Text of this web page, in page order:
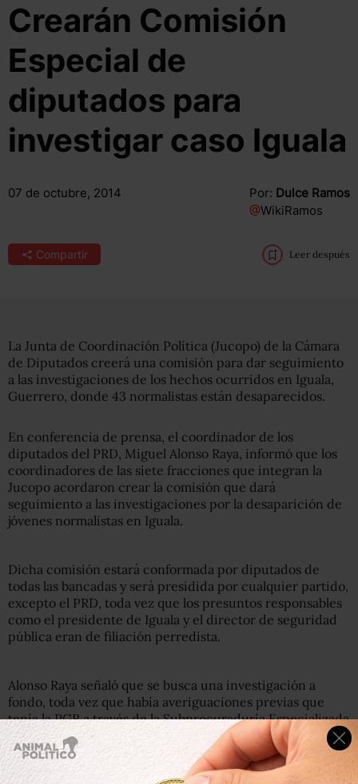
Crearán Comisión
Especial de
diputados para
investigar caso Iguala
07 de octubre, 2014 Por: Dulce Ramos
@WikiRamos
Compartir Leer después
La Junta de Coordinación Política (Jucopo) de la Cámara
de Diputados creerá una comisión para dar seguimiento
a las investigaciones de los hechos ocurridos en Iguala,
Guerrero, donde 43 normalistas están desaparecidos.
En conferencia de prensa, el coordinador de los
diputados del PRD, Miguel Alonso Raya, informó que los
coordinadores de las siete fracciones que integran la
Jucopo acordaron crear la comisión que dará
seguimiento a las investigaciones por la desaparición de
jóvenes normalistas en Iguala.
Dicha comisión estará conformada por diputados de
todas las bancadas y será presidida por cualquier partido,
excepto el PRD, toda vez que los presuntos responsables
como el presidente de Iguala y el director de seguridad
pública eran de filiación perredista.
Alonso Raya señaló que se busca una investigación a
fondo, toda vez que había averiguaciones previas que
tenía la PGR a través de la Subprocuraduría Especializada
en Investigación en Delincuencia Organizada (Seido) en
contra del presidente municipal de Iguala y algunos otros
funcionarios.